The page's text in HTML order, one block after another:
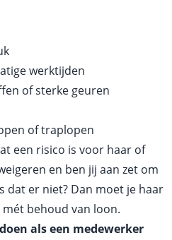
werktijden
of sterke geuren
of traplopen
een risico is voor haar of
en ben jij aan zet om
dat er niet? Dan moet je haar
behoud van loon.
als een medewerker